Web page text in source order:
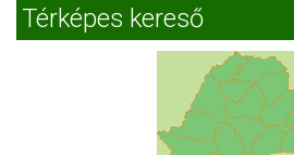
Térképes kereső